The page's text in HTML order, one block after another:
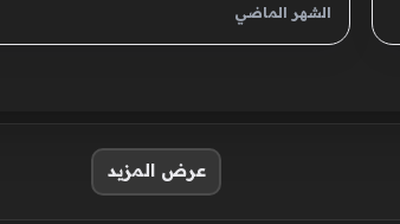
الشهر الماضي
عرض المزيد